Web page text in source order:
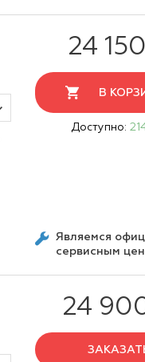
24
В
Доступно:
Являемся
сервисным
24